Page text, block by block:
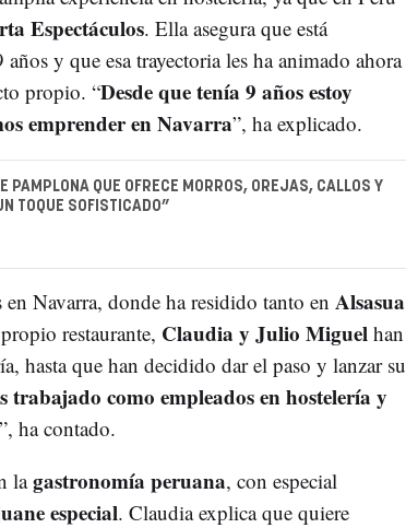
Espectáculos. Ella asegura que está
y que esa trayectoria les ha animado ahora
propio. “Desde que tenía 9 años estoy
emprender en Navarra”, ha explicado.
PAMPLONA QUE OFRECE MORROS, OREJAS, CALLOS Y
TOQUE SOFISTICADO”
Navarra, donde ha residido tanto en Alsasua
restaurante, Claudia y Julio Miguel han
hasta que han decidido dar el paso y lanzar su
trabajado como empleados en hostelería y
”, ha contado.
lagastronomía peruana, con especial
especial. Claudia explica que quiere